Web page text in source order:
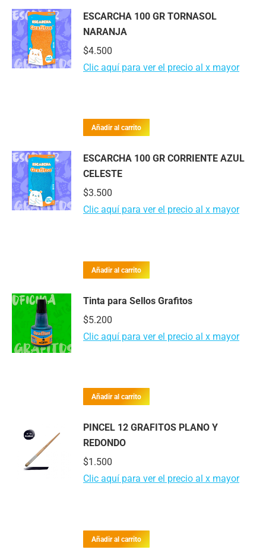
ESCARCHA 100 GR TORNASOL
NARANJA
$4.500
Clic aquí para ver el precio al x mayor
Añadir al carrito
ESCARCHA 100 GR CORRIENTE AZUL
CELESTE
$3.500
Clic aquí para ver el precio al x mayor
Añadir al carrito
Tinta para Sellos Grafitos
$5.200
Clic aquí para ver el precio al x mayor
Añadir al carrito
PINCEL 12 GRAFITOS PLANO Y
REDONDO
$1.500
Clic aquí para ver el precio al x mayor
Añadir al carrito